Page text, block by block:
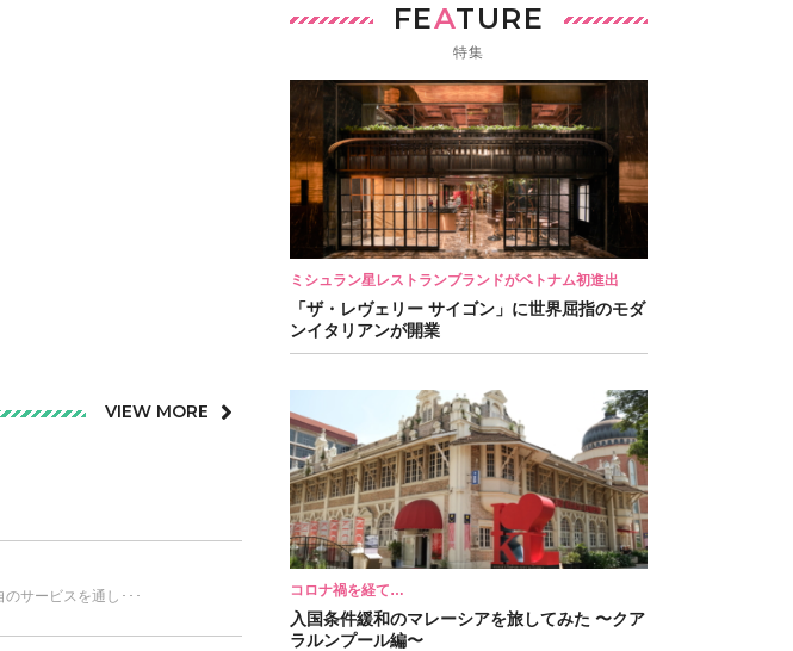
VIEW MORE
サービスを通し･･･
FEATURE
特集
ミシュラン星レストランブランドがベトナム初進出
「ザ・レヴェリー サイゴン」に世界屈指のモダ
ンイタリアンが開業
コロナ禍を経て…
入国条件緩和のマレーシアを旅してみた 〜クア
ラルンプール編〜